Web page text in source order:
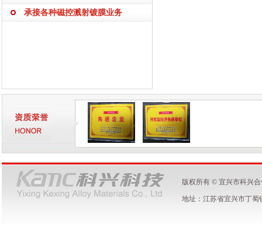
承接各种磁控溅射镀膜业务
版权所有 © 宜兴市科兴
地址：江苏省宜兴市丁蜀